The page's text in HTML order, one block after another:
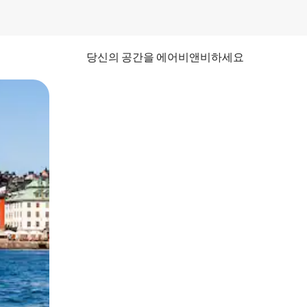
당신의 공간을 에어비앤비하세요